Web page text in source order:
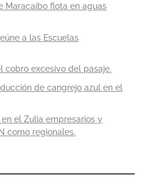
Maracaibo flota en aguas
a las Escuelas
cobro excesivo del pasaje.
de cangrejo azul en el
el Zulia empresarios y
como regionales.